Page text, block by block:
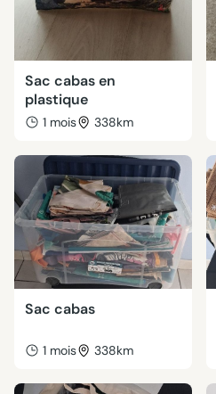
Sac cabas en
plastique
1 mois 338km
Sac cabas
1 mois 338km